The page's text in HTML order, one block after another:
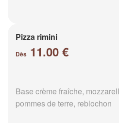
Pizza rimini
Dès 11.00 €
Base crème fraîche,
pommes de terre, reblochon